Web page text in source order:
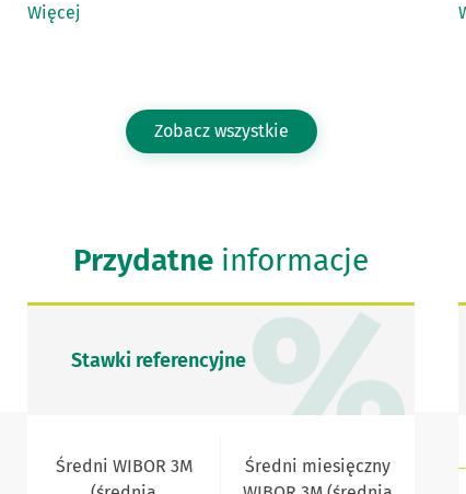
Więcej
Zobacz wszystkie
Przydatne informacje
Stawki referencyjne
Średni WIBOR 3M
Średni miesięczny